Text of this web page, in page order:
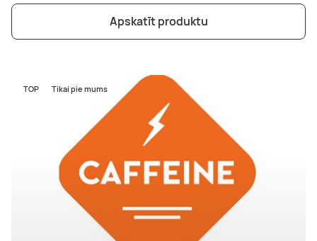
Apskatīt produktu
TOP Tikai pie mums